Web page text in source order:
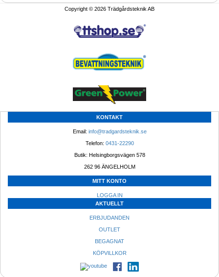
Copyright © 2026 Trädgårdsteknik AB
KONTAKT
Email: info@tradgardsteknik.se
Telefon: 0431-22290
Butik: Helsingborgsvägen 578
262 96 ÄNGELHOLM
MITT KONTO
LOGGA IN
AKTUELLT
ERBJUDANDEN
OUTLET
BEGAGNAT
KÖPVILLKOR